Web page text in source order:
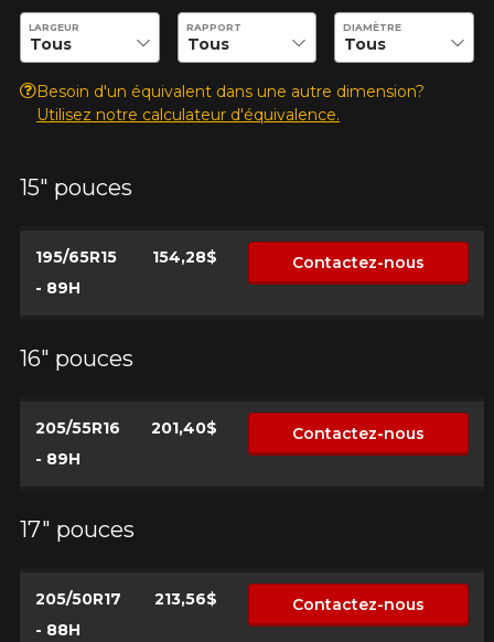
Entrez les dimensions souhaitées pour vérifier la disponibilité
LARGEUR RAPPORT DIAMÈTRE
Besoin d'un équivalent dans une autre dimension?
Utilisez notre calculateur d'équivalence.
15" pouces
195/65R15
- 89H
154,28$ Contactez-nous
16" pouces
205/55R16
- 89H
201,40$ Contactez-nous
17" pouces
205/50R17
- 88H
213,56$ Contactez-nous